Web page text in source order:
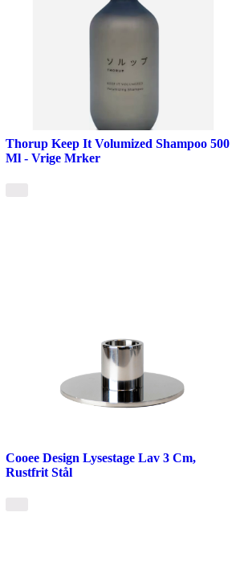
Thorup Keep It Volumized Shampoo 500
Ml - Vrige Mrker
Cooee Design Lysestage Lav 3 Cm,
Rustfrit Stål